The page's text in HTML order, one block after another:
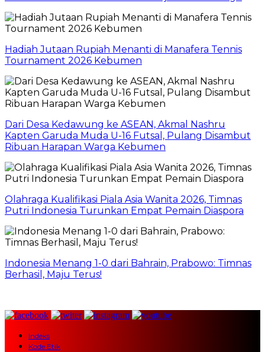
Hadiah Jutaan Rupiah Menanti di Manafera Tennis
Tournament 2026 Kebumen
Dari Desa Kedawung ke ASEAN, Akmal Nashru
Kapten Garuda Muda U-16 Futsal, Pulang Disambut
Ribuan Harapan Warga Kebumen
Olahraga Kualifikasi Piala Asia Wanita 2026, Timnas
Putri Indonesia Turunkan Empat Pemain Diaspora
Indonesia Menang 1-0 dari Bahrain, Prabowo: Timnas
Berhasil, Maju Terus!
Indeks
Kode Etik